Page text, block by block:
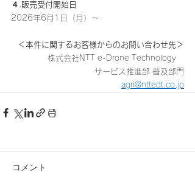
４.販売受付開始日
2026年6月1日（月）～
＜本件に関するお客様からのお問い合わせ先＞
株式会社NTT e-Drone Technology
サービス推進部 普及部門
agri@nttedt.co.jp
コメント